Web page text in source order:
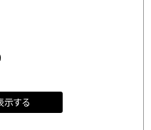
示する